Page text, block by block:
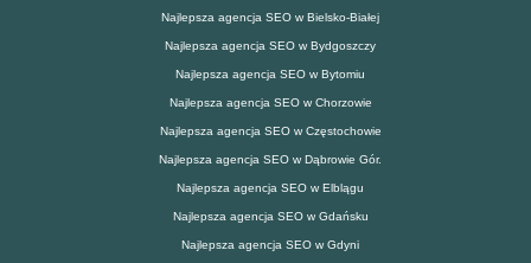
Najlepsza agencja SEO w Bielsko-Białej
Najlepsza agencja SEO w Bydgoszczy
Najlepsza agencja SEO w Bytomiu
Najlepsza agencja SEO w Chorzowie
Najlepsza agencja SEO w Częstochowie
Najlepsza agencja SEO w Dąbrowie Gór.
Najlepsza agencja SEO w Elblągu
Najlepsza agencja SEO w Gdańsku
Najlepsza agencja SEO w Gdyni